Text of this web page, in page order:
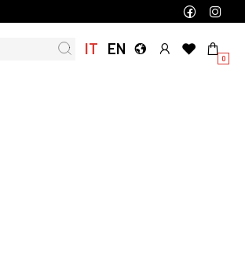
IT EN
0